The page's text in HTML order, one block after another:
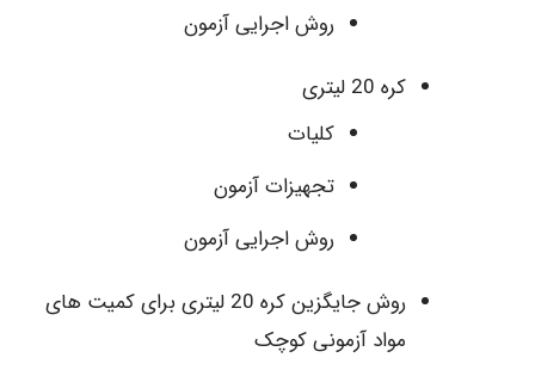
روش اجرایی آزمون
کره 20 لیتری
کلیات
تجهیزات آزمون
روش اجرایی آزمون
روش جایگزین کره 20 لیتری برای کمیت های
مواد آزمونی کوچک